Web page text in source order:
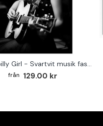
Rockabilly Girl - Svartvit musik fashion poster
129.00 kr